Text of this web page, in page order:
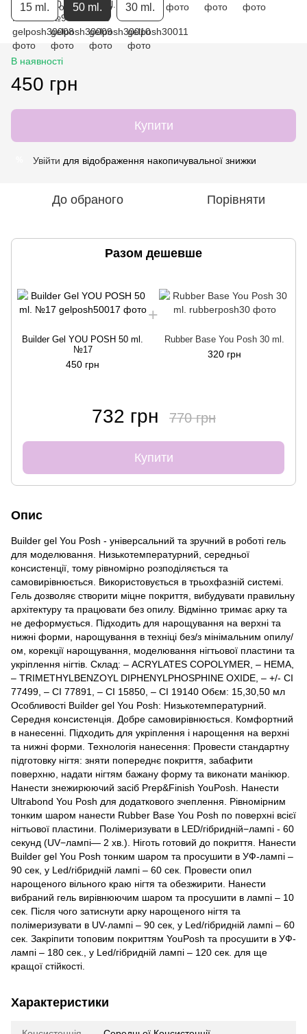
15 ml. 50 ml. 30 ml.
В наявності
450 грн
Купити
Увійти для відображення накопичувальної знижки
До обраного Порівняти
Разом дешевше
Builder Gel YOU POSH 50 ml.
№17
450 грн
Rubber Base You Posh 30 ml.
320 грн
732 грн 770 грн
Купити
Опис
Builder gel You Posh - універсальний та зручний в роботі гель
для моделювання. Низькотемпературний, середньої
консистенції, тому рівномірно розподіляється та
самовирівнюється. Використовується в трьохфазній системі.
Гель дозволяє створити міцне покриття, вибудувати правильну
архітектуру та працювати без опилу. Відмінно тримає арку та
не деформується. Підходить для нарощування на верхні та
нижні форми, нарощування в техніці без/з мінімальним опилу/
ом, корекції нарощування, моделювання нігтьової пластини та
укріплення нігтів. Склад: – ACRYLATES COPOLYMER, – HEMA,
– TRIMETHYLBENZOYL DIPHENYLPHOSPHINE OXIDE, – +/- CI
77499, – CI 77891, – CI 15850, – CI 19140 Обєм: 15,30,50 мл
Особливості Builder gel You Posh: Низькотемпературний.
Середня консистенція. Добре самовирівнюється. Комфортний
в нанесенні. Підходить для укріплення і нарощення на верхні
та нижні форми. Технологія нанесення: Провести стандартну
підготовку нігтя: зняти попереднє покриття, забафити
поверхню, надати нігтям бажану форму та виконати манікюр.
Нанести знежирюючий засіб Prep&Finish YouPosh. Нанести
Ultrabond You Posh для додаткового зчеплення. Рівномірним
тонким шаром нанести Rubber Base You Posh по поверхні всієї
нігтьової пластини. Полімеризувати в LED/гібридній−лампі - 60
секунд (UV−лампі— 2 хв.). Ніготь готовий до покриття. Нанести
Builder gel You Posh тонким шаром та просушити в УФ-лампі –
90 сек, у Led/гібридній лампі – 60 сек. Провести опил
нарощеного вільного краю нігтя та обезжирити. Нанести
вибраний гель вирівнюючим шаром та просушити в лампі – 10
сек. Після чого затиснути арку нарощеного нігтя та
полімеризувати в UV-лампі – 90 сек, у Led/гібридній лампі – 60
сек. Закріпити топовим покриттям YouPosh та просушити в УФ-
лампі – 180 сек., у Led/гібридній лампі – 120 сек. для ще
кращої стійкості.
Характеристики